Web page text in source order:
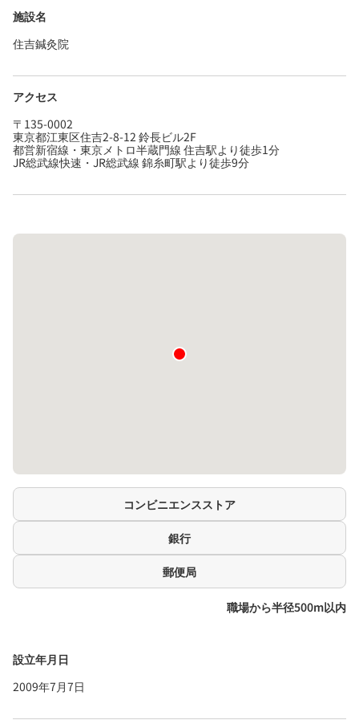
施設名
住吉鍼灸院
アクセス
〒135-0002
東京都江東区住吉2-8-12 鈴長ビル2F
都営新宿線・東京メトロ半蔵門線 住吉駅より徒歩1分
JR総武線快速・JR総武線 錦糸町駅より徒歩9分
コンビニエンスストア
銀行
郵便局
職場から半径500m以内
設立年月日
2009年7月7日